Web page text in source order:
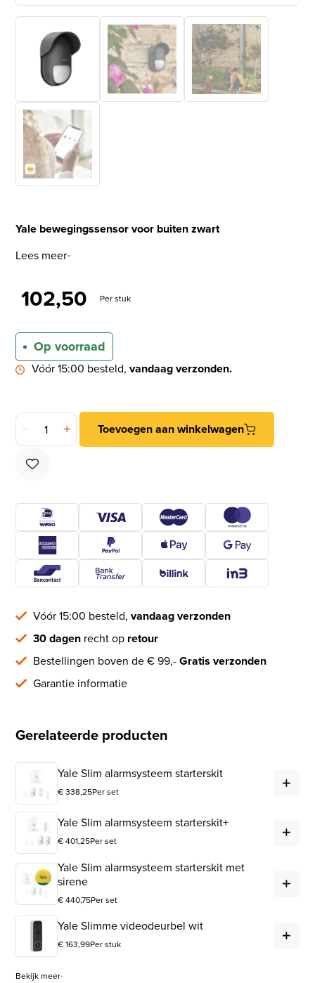
Yale bewegingssensor voor buiten zwart
Lees meer
102,50 Per stuk
Op voorraad
Vóór 15:00 besteld,vandaag verzonden.
Yale bewegingssensor voor buiten zwart aantal
Toevoegen aan winkelwagen
Vóór 15:00 besteld,vandaag verzonden
30 dagen recht op retour
Bestellingen boven de € 99,-Gratis verzonden
Garantie informatie
Gerelateerde producten
Yale Slim alarmsysteem starterskit
€338,25Per set
Yale Slim alarmsysteem starterskit+
€401,25Per set
Yale Slim alarmsysteem starterskit met
sirene
€440,75Per set
Yale Slimme videodeurbel wit
€163,99Per stuk
Bekijk meer